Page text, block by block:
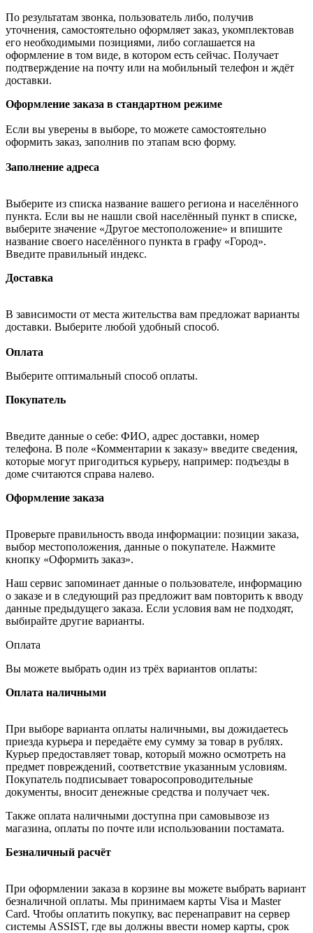
По результатам звонка, пользователь либо, получив
уточнения, самостоятельно оформляет заказ, укомплектовав
его необходимыми позициями, либо соглашается на
оформление в том виде, в котором есть сейчас. Получает
подтверждение на почту или на мобильный телефон и ждёт
доставки.
Оформление заказа в стандартном режиме
Если вы уверены в выборе, то можете самостоятельно
оформить заказ, заполнив по этапам всю форму.
Заполнение адреса
Выберите из списка название вашего региона и населённого
пункта. Если вы не нашли свой населённый пункт в списке,
выберите значение «Другое местоположение» и впишите
название своего населённого пункта в графу «Город».
Введите правильный индекс.
Доставка
В зависимости от места жительства вам предложат варианты
доставки. Выберите любой удобный способ.
Оплата
Выберите оптимальный способ оплаты.
Покупатель
Введите данные о себе: ФИО, адрес доставки, номер
телефона. В поле «Комментарии к заказу» введите сведения,
которые могут пригодиться курьеру, например: подъезды в
доме считаются справа налево.
Оформление заказа
Проверьте правильность ввода информации: позиции заказа,
выбор местоположения, данные о покупателе. Нажмите
кнопку «Оформить заказ».
Наш сервис запоминает данные о пользователе, информацию
о заказе и в следующий раз предложит вам повторить к вводу
данные предыдущего заказа. Если условия вам не подходят,
выбирайте другие варианты.
Оплата
Вы можете выбрать один из трёх вариантов оплаты:
Оплата наличными
При выборе варианта оплаты наличными, вы дожидаетесь
приезда курьера и передаёте ему сумму за товар в рублях.
Курьер предоставляет товар, который можно осмотреть на
предмет повреждений, соответствие указанным условиям.
Покупатель подписывает товаросопроводительные
документы, вносит денежные средства и получает чек.
Также оплата наличными доступна при самовывозе из
магазина, оплаты по почте или использовании постамата.
Безналичный расчёт
При оформлении заказа в корзине вы можете выбрать вариант
безналичной оплаты. Мы принимаем карты Visa и Master
Card. Чтобы оплатить покупку, вас перенаправит на сервер
системы ASSIST, где вы должны ввести номер карты, срок